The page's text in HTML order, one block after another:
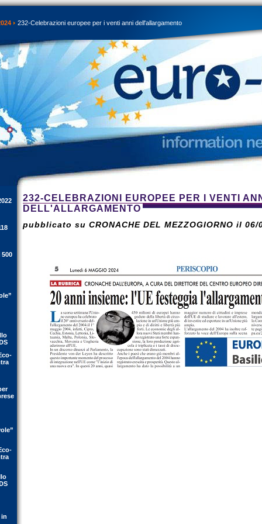
232-Celebrazioni europee per i venti anni dell'allargamento
500
in
232-CELEBRAZIONI EUROPEE PER I VENTI
DELL'ALLARGAMENTO
pubblicato su CRONACHE DEL MEZZOGIORNO il 06/